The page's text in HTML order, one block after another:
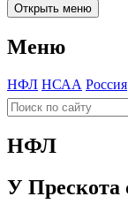
Открыть меню
Меню
НФЛ НСАА Россия
НФЛ
У Прескота